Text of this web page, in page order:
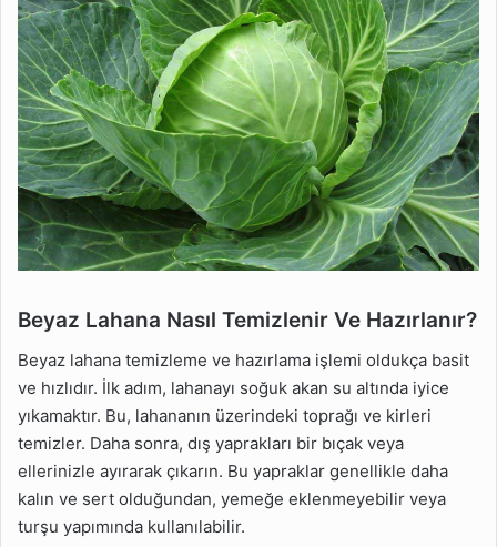
Beyaz Lahana Nasıl Temizlenir Ve Hazırlanır?
Beyaz lahana temizleme ve hazırlama işlemi oldukça basit
ve hızlıdır. İlk adım, lahanayı soğuk akan su altında iyice
yıkamaktır. Bu, lahananın üzerindeki toprağı ve kirleri
temizler. Daha sonra, dış yaprakları bir bıçak veya
ellerinizle ayırarak çıkarın. Bu yapraklar genellikle daha
kalın ve sert olduğundan, yemeğe eklenmeyebilir veya
turşu yapımında kullanılabilir.